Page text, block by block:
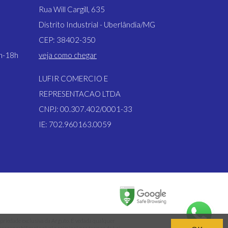
18h
Rua Will Cargill, 635
Distrito Industrial - Uberlândia/MG
CEP: 38402-350
veja como chegar
LUFIR COMERCIO E
REPRESENTACAO LTDA
CNPJ: 00.307.402/0001-33
IE: 702.960163.0059